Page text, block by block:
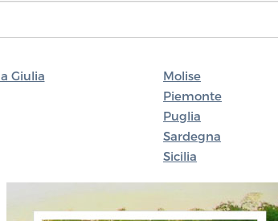
Giulia
Molise
Piemonte
Puglia
Sardegna
Sicilia